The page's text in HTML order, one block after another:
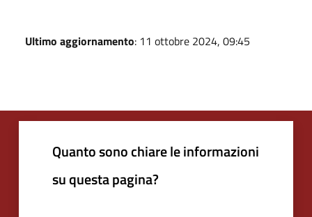
Ultimo aggiornamento: 11 ottobre 2024, 09:45
Quanto sono chiare le informazioni
su questa pagina?